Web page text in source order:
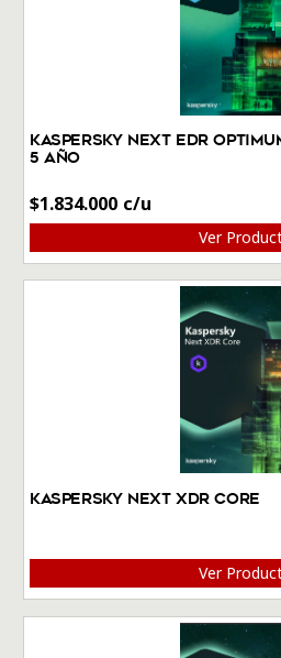
Kaspersky Next EDR
5 Año
$1.834.000
Ver
Kaspersky Next XDR Core
Ver